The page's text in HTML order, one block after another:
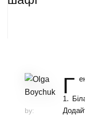
by:
Г
1.